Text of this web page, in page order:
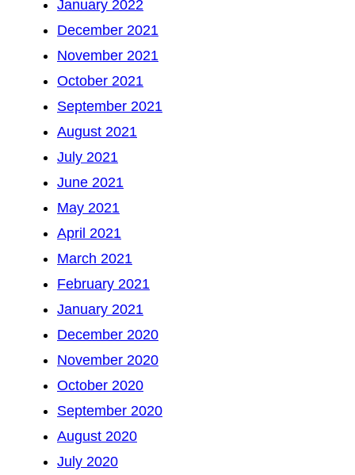
January 2022
December 2021
November 2021
October 2021
September 2021
August 2021
July 2021
June 2021
May 2021
April 2021
March 2021
February 2021
January 2021
December 2020
November 2020
October 2020
September 2020
August 2020
July 2020